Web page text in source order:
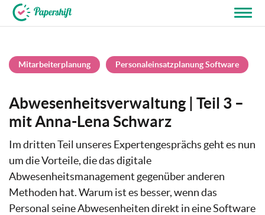
Mitarbeiterplanung Personaleinsatzplanung Software
Abwesenheitsverwaltung | Teil 3 –
mit Anna-Lena Schwarz
Im dritten Teil unseres Expertengesprächs geht es nun
um die Vorteile, die das digitale
Abwesenheitsmanagement gegenüber anderen
Methoden hat. Warum ist es besser, wenn das
Personal seine Abwesenheiten direkt in eine Software